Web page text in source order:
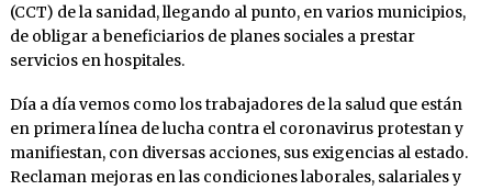
(CCT) de la sanidad, llegando al punto, en varios municipios,
de obligar a beneficiarios de planes sociales a prestar
servicios en hospitales.
Día a día vemos como los trabajadores de la salud que están
en primera línea de lucha contra el coronavirus protestan y
manifiestan, con diversas acciones, sus exigencias al estado.
Reclaman mejoras en las condiciones laborales, salariales y